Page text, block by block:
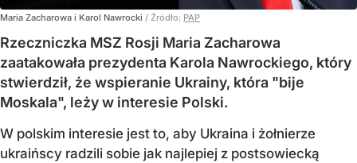
Maria Zacharowa i Karol Nawrocki / Źródło: PAP
Rzeczniczka MSZ Rosji Maria Zacharowa
zaatakowała prezydenta Karola Nawrockiego, który
stwierdził, że wspieranie Ukrainy, która "bije
Moskala", leży w interesie Polski.
W polskim interesie jest to, aby Ukraina i żołnierze
ukraińscy radzili sobie jak najlepiej z postsowiecką